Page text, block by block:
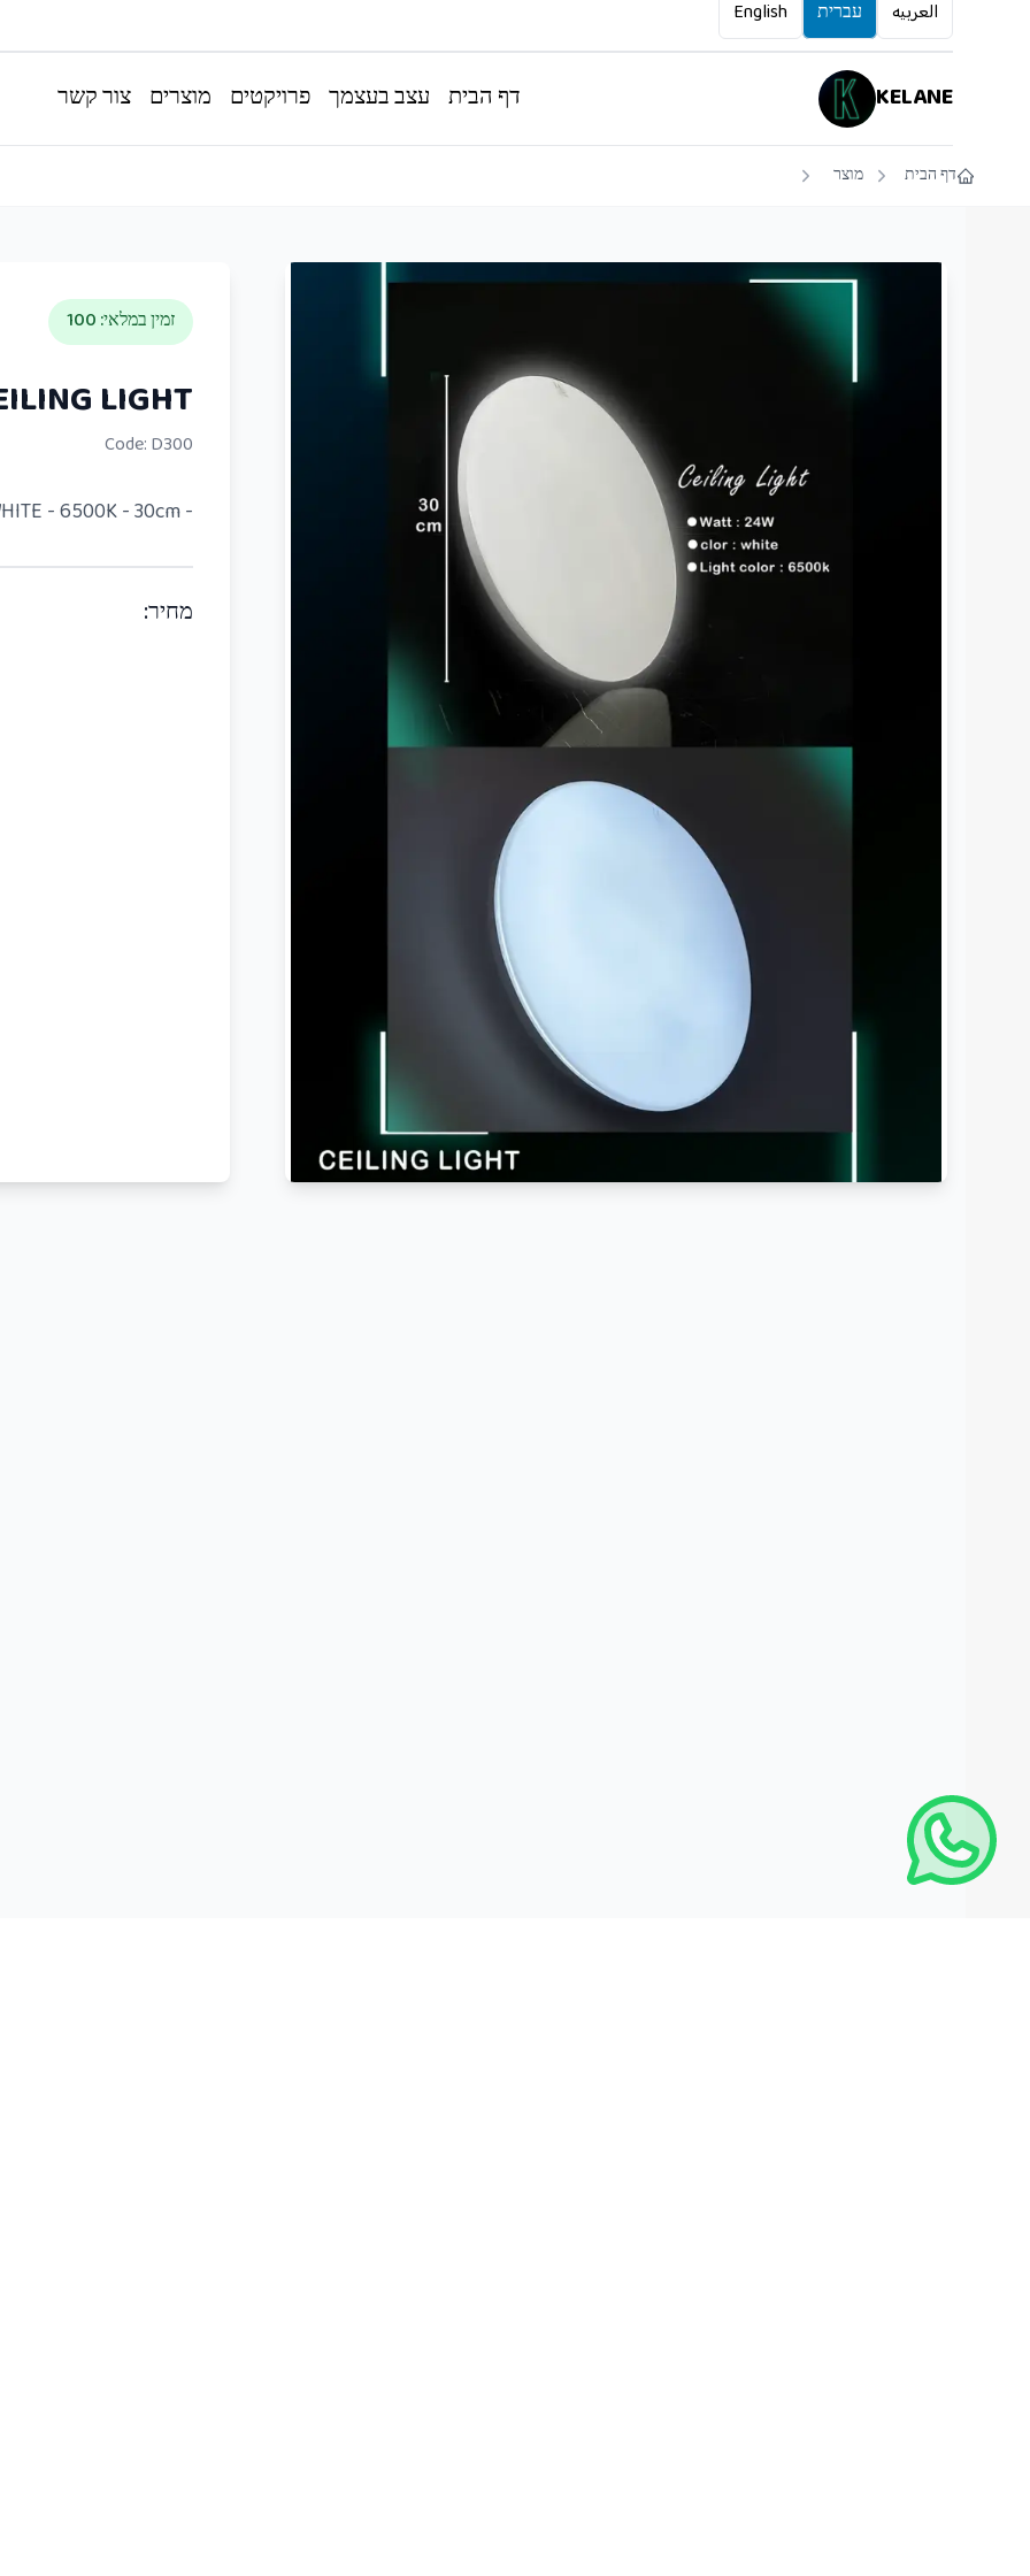
العربيه עברית English
KELANE דף הבית עצב בעצמך פרויקטים מוצרים צור קשר
דף הבית מוצר
זמין במלאי:
100
LIGHT
Code:D300
- 24W - WHITE - 6500K - 30cm
מחיר: